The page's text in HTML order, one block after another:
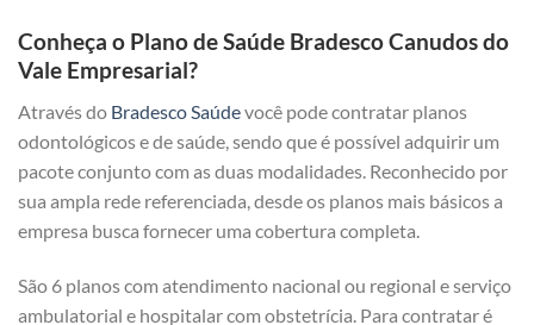
Conheça o Plano de Saúde Bradesco Canudos do
Vale Empresarial?
Através do Bradesco Saúdevocê pode contratar planos
odontológicos e de saúde, sendo que é possível adquirir um
pacote conjunto com as duas modalidades. Reconhecido por
sua ampla rede referenciada, desde os planos mais básicos a
empresa busca fornecer uma cobertura completa.
São 6 planos com atendimento nacional ou regional e serviço
ambulatorial e hospitalar com obstetrícia. Para contratar é